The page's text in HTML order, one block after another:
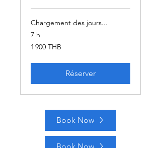
Chargement des jours...
7 h
1 900
bahts
1 900 THB
Réserver
Book Now